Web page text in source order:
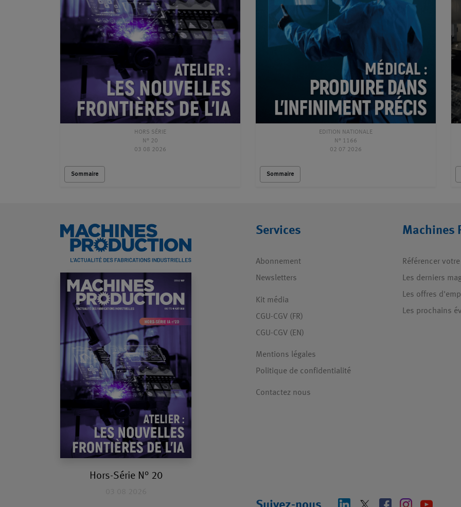
HORS SÉRIE
N° 20
03 08 2026
Sommaire
EDITION NATIONALE
N° 1166
02 07 2026
Sommaire
Hors-Série N° 20
Services
Abonnement
Newsletters
Kit média
CGU-CGV (FR)
CGU-CGV (EN)
Mentions légales
Politique de confidentialité
Contactez nous
Machines
Référencer
Les derniers
Les offres
Les prochains